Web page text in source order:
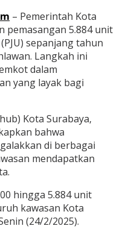
– Pemerintah Kota
pemasangan 5.884 unit
sepanjang tahun
Langkah ini
dalam
yang layak bagi
Kota Surabaya,
bahwa
di berbagai
mendapatkan
hingga 5.884 unit
kawasan Kota
(24/2/2025).